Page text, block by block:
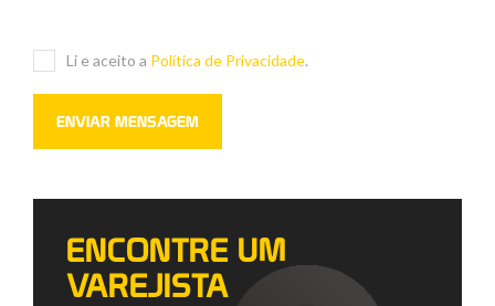
Li e aceito a Política de Privacidade.
ENCONTRE UM
VAREJISTA